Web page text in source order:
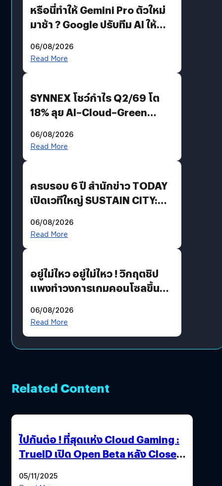
หรือนี่ทำให้ Gemini Pro ตัวใหม่
มาช้า ? Google ปรับทีม AI ให้
AGI
06/08/2026
Read More
SYNNEX โชว์กำไร Q2/69 โต
18% ลุย AI–Cloud–Green
Revenue เร่งเครื่อง New
06/08/2026
Read More
ครบรอบ 6 ปี สำนักข่าว TODAY
เปิดเวทีใหญ่ SUSTAIN CITY:
แนวทางปรับตัวสู่เศรษฐกิจสี
06/08/2026
Read More
อยู่ไม่ไหว อยู่ไม่ไหว ! วิกฤตชิป
แพงทำวงการเกมคอนโซลขึ้น
?
06/08/2026
Read More
Related Content
ไปกันต่อ ! ที่สุดแห่ง Cloud Gaming :
TrueID เปิด Open Beta หลัง Close
Thailand Game Show 2025 ทะลุ 15
05/11/2025